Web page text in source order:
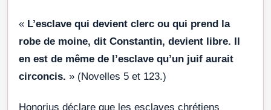
« L’esclave qui devient clerc ou qui prend la
robe de moine, dit Constantin, devient libre. Il
en est de même de l’esclave qu’un juif aurait
circoncis. » (Novelles 5 et 123.)
Honorius déclare que les esclaves chrétiens